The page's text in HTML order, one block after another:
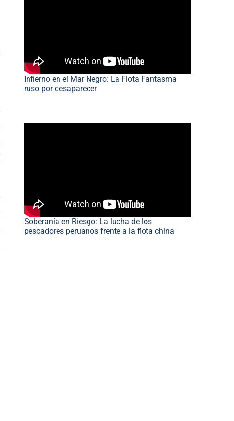
Infierno en el Mar Negro: La Flota Fantasma
ruso por desaparecer
Soberanía en Riesgo: La lucha de los
pescadores peruanos frente a la flota china